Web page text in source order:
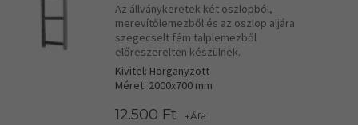
Az állványkeretek két oszlopból,
merevítőlemezből és az oszlop aljára
szegecselt fém talplemezből
előreszerelten készülnek.
Kivitel: Horganyzott
Méret: 2000x700 mm
12.500 Ft +Áfa